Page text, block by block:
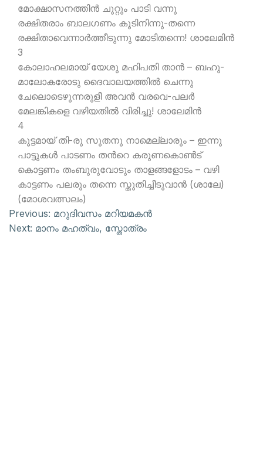
മോക്ഷാസനത്തിന്‍ ചുറ്റും പാടി വന്നു
രക്ഷിതരാം ബാലഗണം കൂടിനിന്നു-തന്നെ
രക്ഷിതാവെന്നാര്‍ത്തീടുന്നു മോടിതന്നെ! ശാലേമിന്‍
3
കോലാഹലമായ് യേശു മഹിപതി താന്‍ – ബഹു-
മാലോകരോടു ദൈവാലയത്തില്‍ ചെന്നു
ചേലൊടെഴുന്നരുളീ അവന്‍ വരവെ-പലര്‍
മേലങ്കികളെ വഴിയതില്‍ വിരിച്ചു! ശാലേമിന്‍
4
കൂട്ടമായ് തി-രു സുതനു നാമെല്ലാരും – ഇന്നു
പാട്ടുകള്‍ പാടണം തന്‍റെ കരുണകൊണ്‍ട്
കൊട്ടണം തംബുരുവോടും താളങ്ങളോടം – വഴി
കാട്ടണം പലരും തന്നെ സ്തുതിച്ചീടുവാന്‍ (ശാലേ)
(മോശവത്സലം)
Previous: മറുദിവസം മറിയമകന്‍
Next: മാനം മഹത്വം, സ്തോത്രം